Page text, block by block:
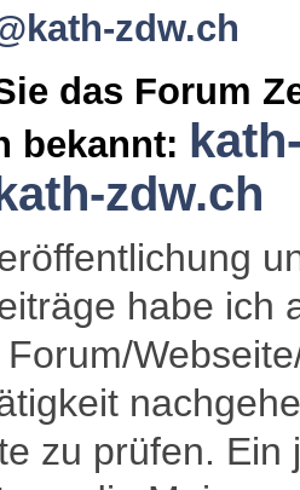
zdw.ch
das Forum
bekannt:
zdw.ch
habe ich
zu prüfen.